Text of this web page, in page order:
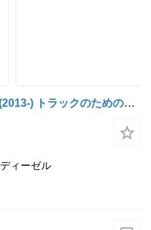
Volvo FH, FM, FMX-4 series (2013-) トラックのためのKnorr-Bremse FH（01.12-） K027386 ブレーキ制御バルブ
ディーゼル